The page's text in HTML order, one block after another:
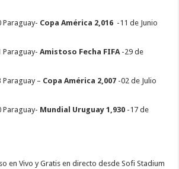
Paraguay- Copa América 2,016 -11 de Junio
Paraguay-Amistoso Fecha FIFA -29 de
Paraguay – Copa América 2,007 -02 de Julio
Paraguay- Mundial Uruguay 1,930 -17 de
en Vivo y Gratis en directo desde Sofi Stadium